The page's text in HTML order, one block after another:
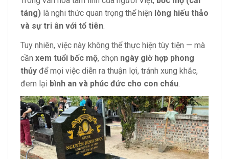
táng) là nghi thức quan trọng thể hiện lòng hiếu thảo
và sự tri ân với tổ tiên
Tuy nhiên, việc này không thể thực hiện tùy tiện — mà
cần xem tuổi bốc mộ, chọn ngày giờ hợp phong
thủy để mọi việc diễn ra thuận lợi, tránh xung khắc,
đem lại bình an và phúc đức cho con cháu